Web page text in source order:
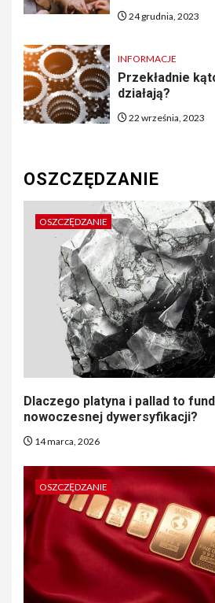
24 grudnia, 2023
INFORMACJE
Przekładnie
działają?
22 września, 2023
OSZCZĘDZANIE
OSZCZĘDZANIE
Dlaczego platyna i pallad to
nowoczesnej dywersyfikacji?
14 marca, 2026
OSZCZĘDZANIE